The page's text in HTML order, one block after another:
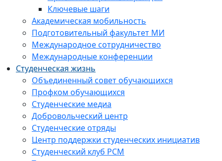
Ключевые шаги
Академическая мобильность
Подготовительный факультет МИ
Международное сотрудничество
Международные конференции
Студенческая жизнь
Объединенный совет обучающихся
Профком обучающихся
Студенческие медиа
Добровольческий центр
Студенческие отряды
Центр поддержки студенческих инициатив
Студенческий клуб РСМ